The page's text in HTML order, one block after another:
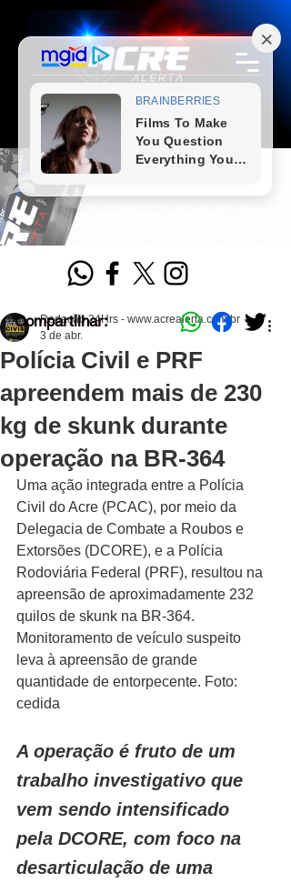
Polícia Civil e PRF
apreendem mais de 230
kg de skunk durante
operação na BR-364
Redação 24Hrs - www.acrealerta.com.br
3 de abr.
Uma ação integrada entre a Polícia
Civil do Acre (PCAC), por meio da
Delegacia de Combate a Roubos e
Extorsões (DCORE), e a Polícia
Rodoviária Federal (PRF), resultou na
apreensão de aproximadamente 232
quilos de skunk na BR-364.
Monitoramento de veículo suspeito
leva à apreensão de grande
quantidade de entorpecente. Foto:
cedida
A operação é fruto de um
trabalho investigativo que
vem sendo intensificado
pela DCORE, com foco na
desarticulação de uma
Compartilhar: